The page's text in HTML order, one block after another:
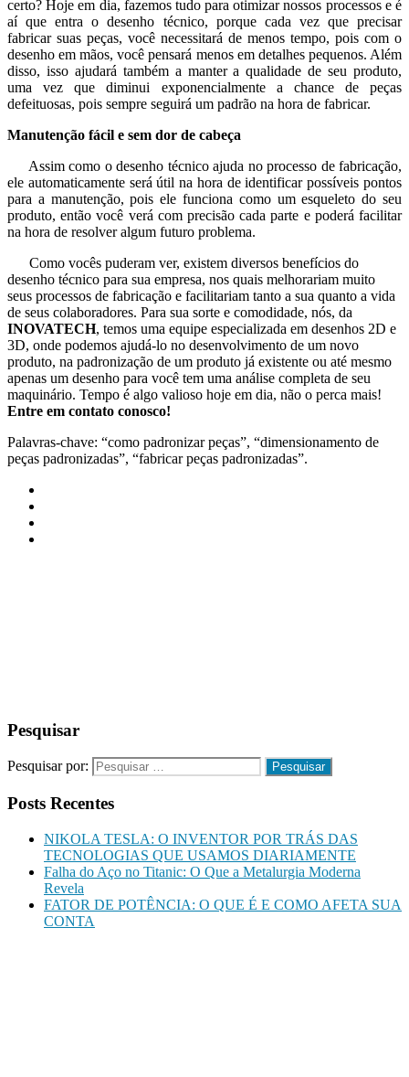
certo? Hoje em dia, fazemos tudo para otimizar nossos processos e é
aí que entra o desenho técnico, porque cada vez que precisar
fabricar suas peças, você necessitará de menos tempo, pois com o
desenho em mãos, você pensará menos em detalhes pequenos. Além
disso, isso ajudará também a manter a qualidade de seu produto,
uma vez que diminui exponencialmente a chance de peças
defeituosas, pois sempre seguirá um padrão na hora de fabricar.
Manutenção fácil e sem dor de cabeça
Assim como o desenho técnico ajuda no processo de fabricação,
ele automaticamente será útil na hora de identificar possíveis pontos
para a manutenção, pois ele funciona como um esqueleto do seu
produto, então você verá com precisão cada parte e poderá facilitar
na hora de resolver algum futuro problema.
Como vocês puderam ver, existem diversos benefícios do
desenho técnico para sua empresa, nos quais melhorariam muito
seus processos de fabricação e facilitariam tanto a sua quanto a vida
de seus colaboradores. Para sua sorte e comodidade, nós, da
INOVATECH, temos uma equipe especializada em desenhos 2D e
3D, onde podemos ajudá-lo no desenvolvimento de um novo
produto, na padronização de um produto já existente ou até mesmo
apenas um desenho para você tem uma análise completa de seu
maquinário. Tempo é algo valioso hoje em dia, não o perca mais!
Entre em contato conosco!
Palavras-chave: “como padronizar peças”, “dimensionamento de
peças padronizadas”, “fabricar peças padronizadas”.
Pesquisar
Pesquisar por:
Posts Recentes
NIKOLA TESLA: O INVENTOR POR TRÁS DAS
TECNOLOGIAS QUE USAMOS DIARIAMENTE
Falha do Aço no Titanic: O Que a Metalurgia Moderna
Revela
FATOR DE POTÊNCIA: O QUE É E COMO AFETA SUA
CONTA